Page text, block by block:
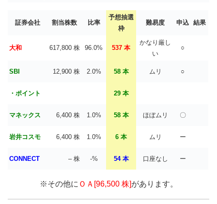
証券会社 割当株数 比率
予想抽選
枠
難易度 申込 結果
大和 617,800 株 96.0% 537 本
かなり厳し
い
○
SBI 12,900 株 2.0% 58 本 ムリ ○
・ポイント 29 本
マネックス 6,400 株 1.0% 58 本 ほぼムリ 〇
岩井コスモ 6,400 株 1.0% 6 本 ムリ ー
CONNECT – 株 -% 54 本 口座なし ー
※その他に ＯＡ[96,500 株]があります。